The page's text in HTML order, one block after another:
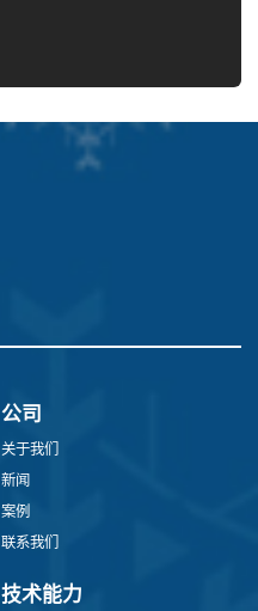
公司
关于我们
新闻
案例
联系我们
技术能力